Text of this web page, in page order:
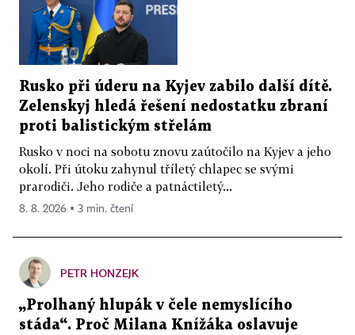
Rusko při úderu na Kyjev zabilo další dítě.
Zelenskyj hledá řešení nedostatku zbraní
proti balistickým střelám
Rusko v noci na sobotu znovu zaútočilo na Kyjev a jeho
okolí. Při útoku zahynul tříletý chlapec se svými
prarodiči. Jeho rodiče a patnáctiletý...
8. 8. 2026 ▪ 3 min. čtení
PETR HONZEJK
„Prolhaný hlupák v čele nemyslícího
stáda“. Proč Milana Knížáka oslavuje